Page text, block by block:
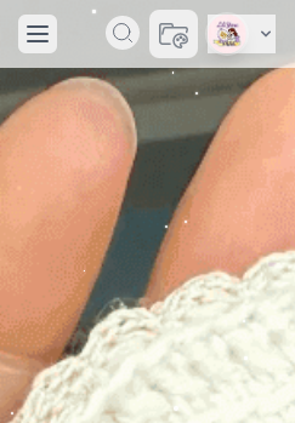
切换主题